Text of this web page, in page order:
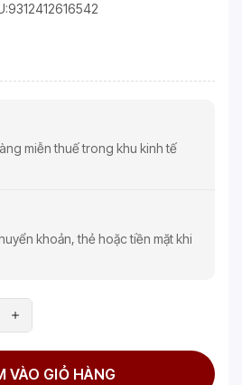
9312412616542
miễn thuế trong khu kinh tế
khoản, thẻ hoặc tiền mặt khi
VÀO GIỎ HÀNG